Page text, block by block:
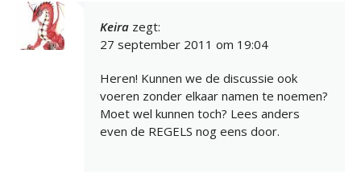
Keira zegt:
27 september 2011 om 19:04
Heren! Kunnen we de discussie ook
voeren zonder elkaar namen te noemen?
Moet wel kunnen toch? Lees anders
even de REGELS nog eens door.